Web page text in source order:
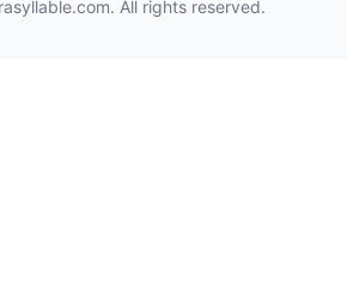
All rights reserved.